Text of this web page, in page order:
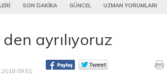
SON DAKİKA GÜNCEL UZMAN YORUMLARI
ayrılıyoruz
09:51